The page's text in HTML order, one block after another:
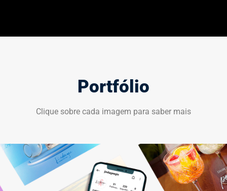
Portfólio
Clique sobre cada imagem para saber mais
Gestão de Redes Sociais